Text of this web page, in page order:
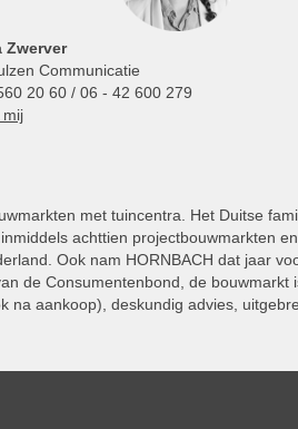
Zwerver
Communicatie
20 60 / 06 - 42 600 279
mij
met tuincentra. Het Duitse
achttien projectbouwmarkten
Ook nam HORNBACH dat jaar
de Consumentenbond, de
na aankoop), deskundig advies,